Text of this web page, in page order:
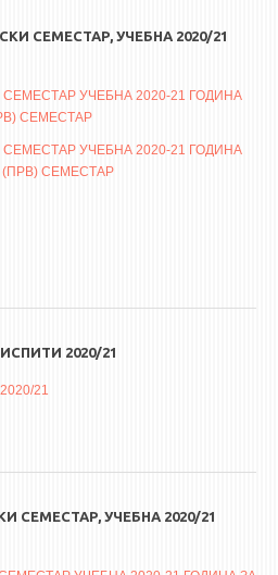
СЕМЕСТАР, УЧЕБНА 2020/21
УЧЕБНА 2020-21 ГОДИНА
СЕМЕСТАР
УЧЕБНА 2020-21 ГОДИНА
(ПРВ) СЕМЕСТАР
2020/21
21
СЕМЕСТАР, УЧЕБНА 2020/21